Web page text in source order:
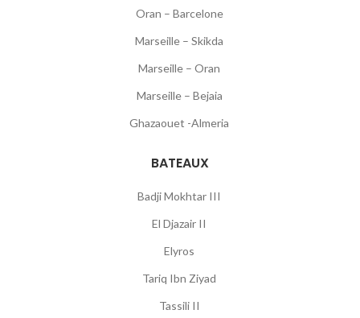
Oran – Barcelone
Marseille – Skikda
Marseille – Oran
Marseille – Bejaia
Ghazaouet -Almeria
BATEAUX
Badji Mokhtar III
El Djazair II
Elyros
Tariq Ibn Ziyad
Tassili II